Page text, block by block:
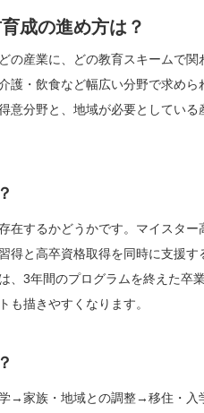
成の進め方は？
の産業に、どの教育スキームで
護・飲食など幅広い分野で求め
意分野と、地域が必要としてい
在するかどうかです。マイスタ
得と高卒資格取得を同時に支援
、3年間のプログラムを終えた卒
も描きやすくなります。
家族・地域との調整→移住・入